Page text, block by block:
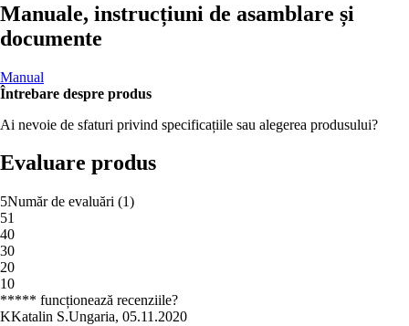
Manuale, instrucțiuni de asamblare și
documente
Manual
Întrebare despre produs
Ai nevoie de sfaturi privind specificațiile sau alegerea produsului?
Evaluare produs
5Număr de evaluări (1)
51
40
30
20
10
***** funcționează recenziile?
KKatalin S.Ungaria, 05.11.2020